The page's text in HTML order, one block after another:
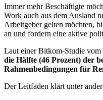
Immer mehr Beschäftigte
Work auch aus dem Ausland
Arbeitgeber gelten möchten,
an und fordern eine aktive
Laut einer Bitkom-Studie vom
die Hälfte (46 Prozent) der
Rahmenbedingungen für
Der Leitfaden klärt unter